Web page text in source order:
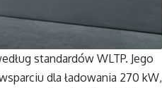
standardów WLTP. Jego
dla ładowania 270 kW,